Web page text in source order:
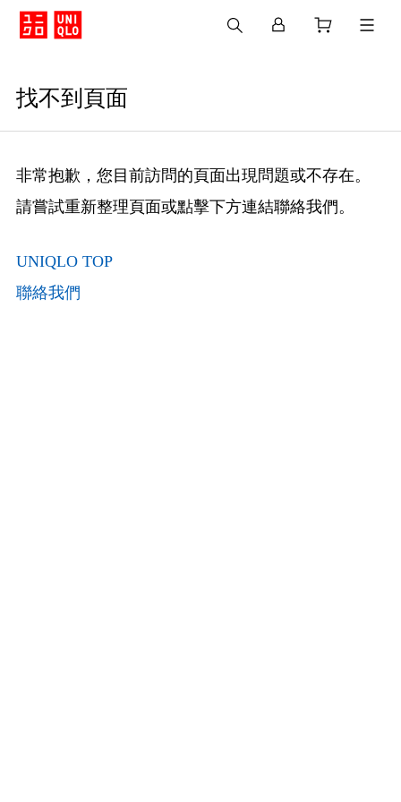
找不到頁面
非常抱歉，您目前訪問的頁面出現問題或不存在。
請嘗試重新整理頁面或點擊下方連結聯絡我們。
UNIQLO TOP
聯絡我們